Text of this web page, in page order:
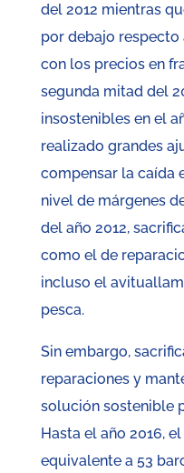
del 2012 mientras
por debajo respecto
con los precios en
segunda mitad del
insostenibles en el
realizado grandes
compensar la caída
nivel de márgenes
del año 2012,
como el de
incluso el
pesca.
Sin embargo,
reparaciones y
solución sostenible
Hasta el año 2016,
equivalente a 53